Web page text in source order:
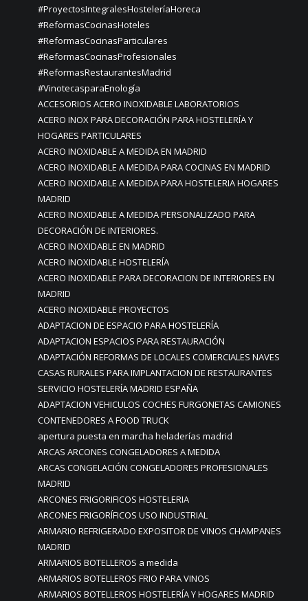
#ProyectosIntegralesHosteleríaHoreca
#ReformasCocinasHoteles
#ReformasCocinasParticulares
#ReformasCocinasProfesionales
#ReformasRestaurantesMadrid
#VinotecasparaEnología
ACCESORIOS ACERO INOXIDABLE LABORATORIOS
ACERO INOX PARA DECORACIÓN PARA HOSTELERÍA Y
HOGARES PARTICULARES
ACERO INOXIDABLE A MEDIDA EN MADRID
ACERO INOXIDABLE A MEDIDA PARA COCINAS EN MADRID
ACERO INOXIDABLE A MEDIDA PARA HOSTELERIA HOGARES
MADRID
ACERO INOXIDABLE A MEDIDA PERSONALIZADO PARA
DECORACIÓN DE INTERIORES.
ACERO INOXIDABLE EN MADRID
ACERO INOXIDABLE HOSTELERÍA
ACERO INOXIDABLE PARA DECORACION DE INTERIORES EN
MADRID
ACERO INOXIDABLE PROYECTOS
ADAPTACION DE ESPACIO PARA HOSTELERÍA
ADAPTACION ESPACIOS PARA RESTAURACIÓN
ADAPTACIÓN REFORMAS DE LOCALES COMERCIALES NAVES
CASAS RURALES PARA IMPLANTACION DE RESTAURANTES
SERVICIO HOSTELERÍA MADRID ESPAÑA
ADAPTACION VEHICULOS COCHES FURGONETAS CAMIONES
CONTENEDORES A FOOD TRUCK
apertura puesta en marcha heladerías madrid
ARCAS ARCONES CONGELADORES A MEDIDA
ARCAS CONGELACIÓN CONGELADORES PROFESIONALES
MADRID
ARCONES FRIGORIFICOS HOSTELERIA
ARCONES FRIGORÍFICOS USO INDUSTRIAL
ARMARIO REFRIGERADO EXPOSITOR DE VINOS CHAMPANES
MADRID
ARMARIOS BOTELLEROS a medida
ARMARIOS BOTELLEROS FRIO PARA VINOS
ARMARIOS BOTELLEROS HOSTELERÍA Y HOGARES MADRID